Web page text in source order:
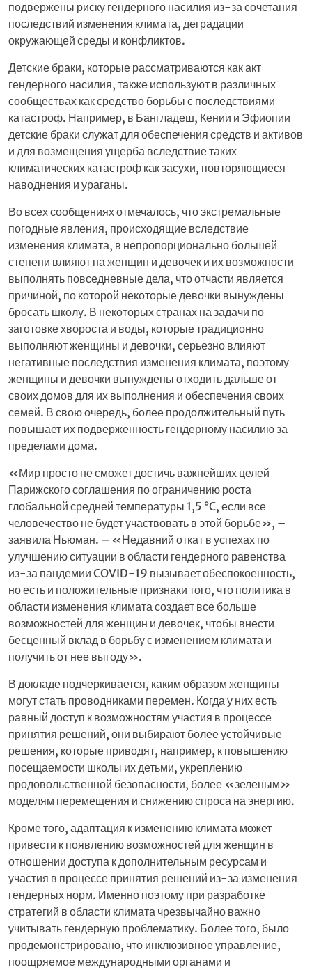
подвержены риску гендерного насилия из-за сочетания
последствий изменения климата, деградации
окружающей среды и конфликтов.
Детские браки, которые рассматриваются как акт
гендерного насилия, также используют в различных
сообществах как средство борьбы с последствиями
катастроф. Например, в Бангладеш, Кении и Эфиопии
детские браки служат для обеспечения средств и активов
и для возмещения ущерба вследствие таких
климатических катастроф как засухи, повторяющиеся
наводнения и ураганы.
Во всех сообщениях отмечалось, что экстремальные
погодные явления, происходящие вследствие
изменения климата, в непропорционально большей
степени влияют на женщин и девочек и их возможности
выполнять повседневные дела, что отчасти является
причиной, по которой некоторые девочки вынуждены
бросать школу. В некоторых странах на задачи по
заготовке хвороста и воды, которые традиционно
выполняют женщины и девочки, серьезно влияют
негативные последствия изменения климата, поэтому
женщины и девочки вынуждены отходить дальше от
своих домов для их выполнения и обеспечения своих
семей. В свою очередь, более продолжительный путь
повышает их подверженность гендерному насилию за
пределами дома.
«Мир просто не сможет достичь важнейших целей
Парижского соглашения по ограничению роста
глобальной средней температуры 1,5 °C, если все
человечество не будет участвовать в этой борьбе», –
заявила Ньюман. – «Недавний откат в успехах по
улучшению ситуации в области гендерного равенства
из-за пандемии COVID-19 вызывает обеспокоенность,
но есть и положительные признаки того, что политика в
области изменения климата создает все больше
возможностей для женщин и девочек, чтобы внести
бесценный вклад в борьбу с изменением климата и
получить от нее выгоду».
В докладе подчеркивается, каким образом женщины
могут стать проводниками перемен. Когда у них есть
равный доступ к возможностям участия в процессе
принятия решений, они выбирают более устойчивые
решения, которые приводят, например, к повышению
посещаемости школы их детьми, укреплению
продовольственной безопасности, более «зеленым»
моделям перемещения и снижению спроса на энергию.
Кроме того, адаптация к изменению климата может
привести к появлению возможностей для женщин в
отношении доступа к дополнительным ресурсам и
участия в процессе принятия решений из-за изменения
гендерных норм. Именно поэтому при разработке
стратегий в области климата чрезвычайно важно
учитывать гендерную проблематику. Более того, было
продемонстрировано, что инклюзивное управление,
поощряемое международными органами и